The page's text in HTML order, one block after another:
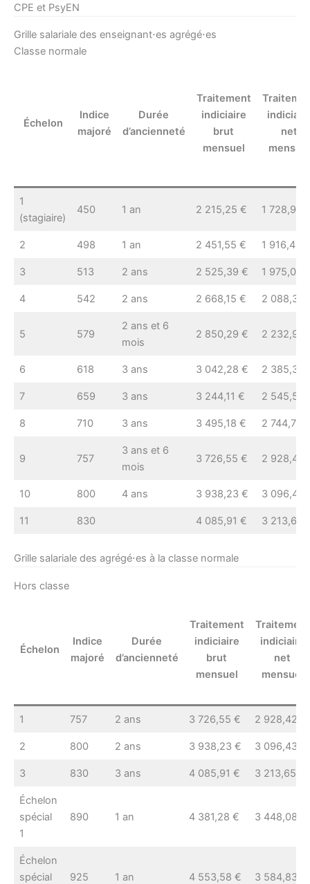
CPE et PsyEN
Grille salariale des enseignant⋅es agrégé⋅es
Classe normale
Échelon
Indice
majoré
Durée
d’ancienneté
Traitement
indiciaire
brut
mensuel
net
mensuel
1
(stagiaire)
450 1 an 2 215,25 € 1 728,91
2 498 1 an 2 451,55 € 1 916,45
3 513 2 ans 2 525,39 € 1 975,06
4 542 2 ans 2 668,15 € 2 088,37
5 579
2 ans et 6
mois
2 850,29 € 2 232,94
6 618 3 ans 3 042,28 € 2 385,32
7 659 3 ans 3 244,11 € 2 545,52
8 710 3 ans 3 495,18 € 2 744,78
9 757
3 ans et 6
mois
3 726,55 € 2 928,42
10 800 4 ans 3 938,23 € 3 096,43
11 830 4 085,91 € 3 213,65
Grille salariale des agrégé⋅es à la classe normale
Hors classe
Échelon
Indice
majoré
Durée
d’ancienneté
Traitement
indiciaire
brut
mensuel
Traitement
indiciaire
net
mensuel
1 757 2 ans 3 726,55 € 2 928,42 €
2 800 2 ans 3 938,23 € 3 096,43 €
3 830 3 ans 4 085,91 € 3 213,65 €
Échelon
spécial
1
890 1 an 4 381,28 € 3 448,08 €
Échelon
spécial
925 1 an 4 553,58 € 3 584,83 €